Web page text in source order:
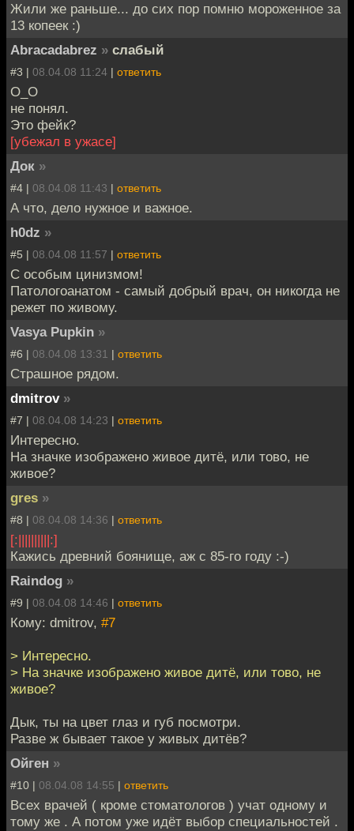
Жили же раньше... до сих пор помню мороженное за
13 копеек :)
Abracadabrez » слабый
#3 | 08.04.08 11:24 | ответить
О_О
не понял.
Это фейк?
[убежал в ужасе]
Док »
#4 | 08.04.08 11:43 | ответить
А что, дело нужное и важное.
h0dz »
#5 | 08.04.08 11:57 | ответить
С особым цинизмом!
Патологоанатом - самый добрый врач, он никогда не
режет по живому.
Vasya Pupkin »
#6 | 08.04.08 13:31 | ответить
Страшное рядом.
dmitrov »
#7 | 08.04.08 14:23 | ответить
Интересно.
На значке изображено живое дитё, или тово, не
живое?
gres »
#8 | 08.04.08 14:36 | ответить
[:||||||||||:]
Кажись древний боянище, аж с 85-го году :-)
Raindog »
#9 | 08.04.08 14:46 | ответить
Кому: dmitrov, #7
> Интересно.
> На значке изображено живое дитё, или тово, не
живое?
Дык, ты на цвет глаз и губ посмотри.
Разве ж бывает такое у живых дитёв?
Ойген »
#10 | 08.04.08 14:55 | ответить
Всех врачей ( кроме стоматологов ) учат одному и
тому же . А потом уже идёт выбор специальностей .